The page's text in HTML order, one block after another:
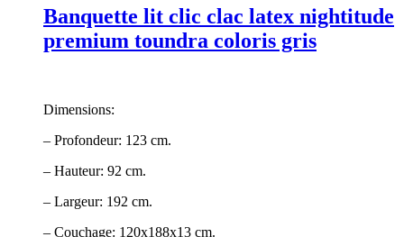
Banquette lit clic clac latex nightitude
premium toundra coloris gris
Dimensions:
– Profondeur: 123 cm.
– Hauteur: 92 cm.
– Largeur: 192 cm.
– Couchage: 120x188x13 cm.